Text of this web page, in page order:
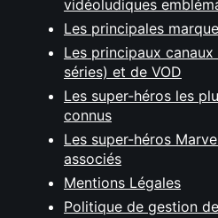
vidéoludiques
Les principales
Les principaux
séries) et de VOD
Les super-héros les
connus
Les super-héros
associés
Mentions Légales
Politique de gestion